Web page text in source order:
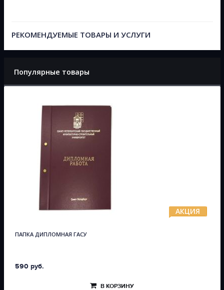
РЕКОМЕНДУЕМЫЕ ТОВАРЫ И УСЛУГИ
Популярные товары
АКЦИЯ
ПАПКА ДИПЛОМНАЯ ГАСУ
590 руб.
В КОРЗИНУ